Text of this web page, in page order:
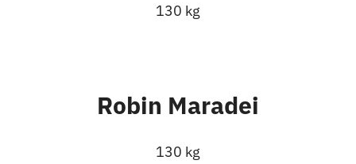
130 kg
Robin Maradei
130 kg